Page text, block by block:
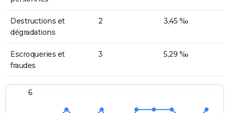
Destructions et
dégradations
2 3,45 ‰
Escroqueries et
fraudes
3 5,29 ‰
6